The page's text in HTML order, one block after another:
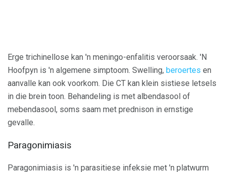
Erge trichinellose kan 'n meningo-enfalitis veroorsaak. 'N
Hoofpyn is 'n algemene simptoom. Swelling, beroertes en
aanvalle kan ook voorkom. Die CT kan klein sistiese letsels
in die brein toon. Behandeling is met albendasool of
mebendasool, soms saam met prednison in ernstige
gevalle.
Paragonimiasis
Paragonimiasis is 'n parasitiese infeksie met 'n platwurm